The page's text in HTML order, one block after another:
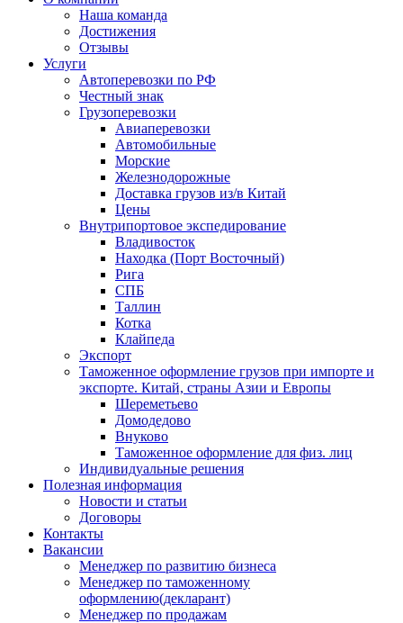
Наша команда
Достижения
Отзывы
Услуги
Автоперевозки по РФ
Честный знак
Грузоперевозки
Авиаперевозки
Автомобильные
Морские
Железнодорожные
Доставка грузов из/в Китай
Цены
Внутрипортовое экспедирование
Владивосток
Находка (Порт Восточный)
Рига
СПБ
Таллин
Котка
Клайпеда
Экспорт
Таможенное оформление грузов при импорте и
экспорте. Китай, страны Азии и Европы
Шереметьево
Домодедово
Внуково
Таможенное оформление для физ. лиц
Индивидуальные решения
Полезная информация
Новости и статьи
Договоры
Контакты
Вакансии
Менеджер по развитию бизнеса
Менеджер по таможенному
оформлению(декларант)
Менеджер по продажам